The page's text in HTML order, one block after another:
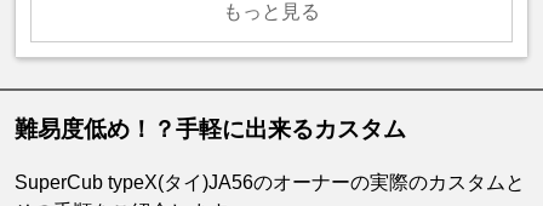
もっと見る
難易度低め！？手軽に出来るカスタム
SuperCub typeX(タイ)JA56のオーナーの実際のカスタムと